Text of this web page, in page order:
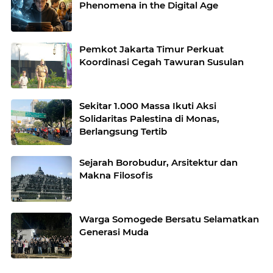
Phenomena in the Digital Age
Pemkot Jakarta Timur Perkuat
Koordinasi Cegah Tawuran Susulan
Sekitar 1.000 Massa Ikuti Aksi
Solidaritas Palestina di Monas,
Berlangsung Tertib
Sejarah Borobudur, Arsitektur dan
Makna Filosofis
Warga Somogede Bersatu Selamatkan
Generasi Muda